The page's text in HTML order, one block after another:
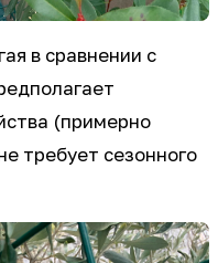
в сравнении с
(примерно
требует сезонного